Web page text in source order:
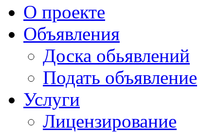
О проекте
Объявления
Доска обьявлений
Подать объявление
Услуги
Лицензирование